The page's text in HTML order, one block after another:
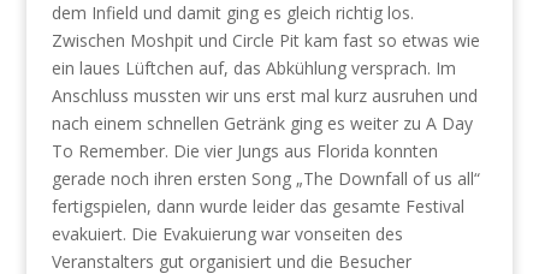
dem Infield und damit ging es gleich richtig los.
Zwischen Moshpit und Circle Pit kam fast so etwas wie
ein laues Lüftchen auf, das Abkühlung versprach. Im
Anschluss mussten wir uns erst mal kurz ausruhen und
nach einem schnellen Getränk ging es weiter zu A Day
To Remember. Die vier Jungs aus Florida konnten
gerade noch ihren ersten Song „The Downfall of us all“
fertigspielen, dann wurde leider das gesamte Festival
evakuiert. Die Evakuierung war vonseiten des
Veranstalters gut organisiert und die Besucher